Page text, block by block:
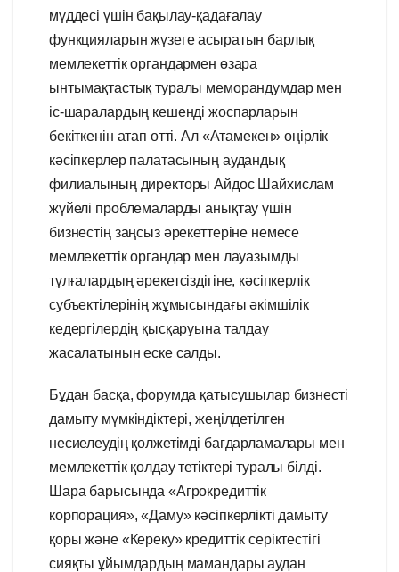
мүддесі үшін бақылау-қадағалау
функцияларын жүзеге асыратын барлық
мемлекеттік органдармен өзара
ынтымақтастық туралы меморандумдар мен
іс-шаралардың кешенді жоспарларын
бекіткенін атап өтті. Ал «Атамекен» өңірлік
кәсіпкерлер палатасының аудандық
филиалының директоры Айдос Шайхислам
жүйелі проблемаларды анықтау үшін
бизнестің заңсыз әрекеттеріне немесе
мемлекеттік органдар мен лауазымды
тұлғалардың әрекетсіздігіне, кәсіпкерлік
субъектілерінің жұмысындағы әкімшілік
кедергілердің қысқаруына талдау
жасалатынын еске салды.
Бұдан басқа, форумда қатысушылар бизнесті
дамыту мүмкіндіктері, жеңілдетілген
несиелеудің қолжетімді бағдарламалары мен
мемлекеттік қолдау тетіктері туралы білді.
Шара барысында «Агрокредиттік
корпорация», «Даму» кәсіпкерлікті дамыту
қоры және «Кереку» кредиттік серіктестігі
сияқты ұйымдардың мамандары аудан